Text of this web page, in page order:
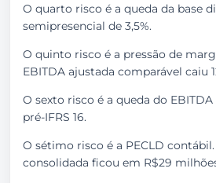
O quarto risco é a queda da base
semipresencial de 3,5%.
O quinto risco é a pressão de
EBITDA ajustada comparável caiu
O sexto risco é a queda do EBITDA
pré-IFRS 16.
O sétimo risco é a PECLD contábil.
consolidada ficou em R$29